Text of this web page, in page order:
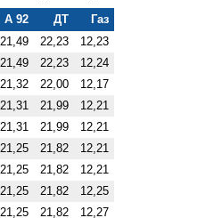
А 92 ДТ
Газ
21,49 22,23
12,23
21,49 22,23
12,24
21,32 22,00
12,17
21,31 21,99
12,21
21,31 21,99
12,21
21,25 21,82
12,21
21,25 21,82
12,21
21,25 21,82
12,25
21,25 21,82
12,27